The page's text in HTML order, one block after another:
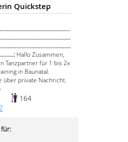
Quickstep
Hallo Zusammen,
Tanzpartner für 1 bis 2x
in Baunatal.
über private Nachricht.
164